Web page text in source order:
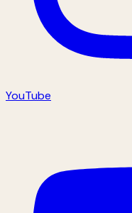
YouTube